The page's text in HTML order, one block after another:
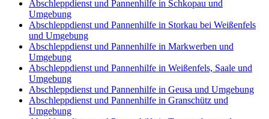
Abschleppdienst und Pannenhilfe in Schkopau und
Umgebung
Abschleppdienst und Pannenhilfe in Storkau bei Weißenfels
und Umgebung
Abschleppdienst und Pannenhilfe in Markwerben und
Umgebung
Abschleppdienst und Pannenhilfe in Weißenfels, Saale und
Umgebung
Abschleppdienst und Pannenhilfe in Geusa und Umgebung
Abschleppdienst und Pannenhilfe in Granschütz und
Umgebung